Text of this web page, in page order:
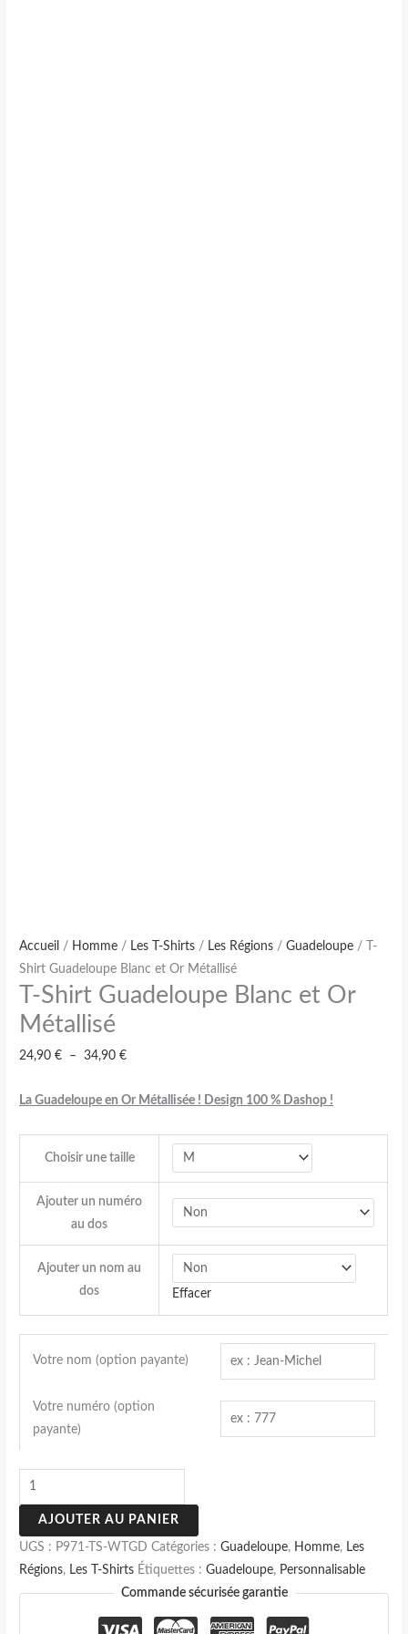
Accueil / Homme / Les T-Shirts / Les Régions /Guadeloupe / T-
Shirt Guadeloupe Blanc et Or Métallisé
T-Shirt Guadeloupe Blanc et Or
Métallisé
24,90€ – 34,90€
La Guadeloupe en Or Métallisée ! Design 100 % Dashop !
Choisir une taille
Ajouter un numéro
au dos
Ajouter un nom au
dos
Effacer
Votre nom (option payante)
Votre numéro (option
payante)
AJOUTER AU PANIER
UGS : P971-TS-WTGD Catégories :Guadeloupe, Homme, Les
Régions, Les T-Shirts Étiquettes :Guadeloupe, Personnalisable
Commande sécurisée garantie